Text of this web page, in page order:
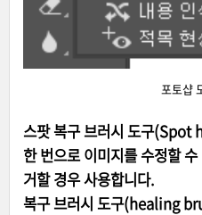
포토샵
스팟 복구 브러시 도구
한 번으로 이미지를 수정할
거할 경우 사용합니다.
복구 브러시 도구(healing